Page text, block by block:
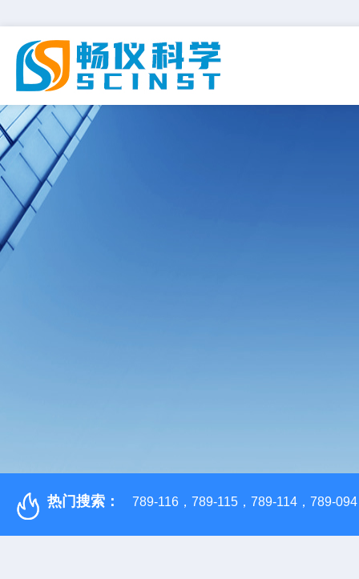
热门搜索： 789-116，789-115，789-114，789-